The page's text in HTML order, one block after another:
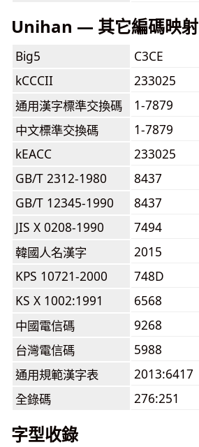
Unihan — 其它編碼映射
Big5
C3CE
kCCCII
233025
通用漢字標準交換碼
1-7879
中文標準交換碼
1-7879
kEACC
233025
GB/T 2312-1980
8437
GB/T 12345-1990
8437
JIS X 0208-1990
7494
韓國人名漢字
2015
KPS 10721-2000
748D
KS X 1002:1991
6568
中國電信碼
9268
台灣電信碼
5988
通用規範漢字表
2013:6417
全錄碼
276:251
字型收錄